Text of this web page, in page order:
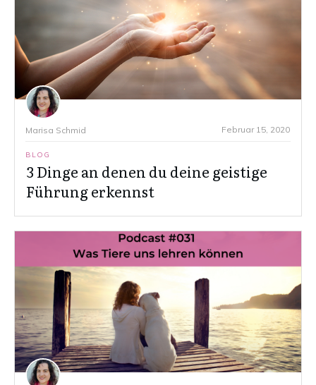
Marisa Schmid Februar 15, 2020
BLOG
3 Dinge an denen du deine geistige
Führung erkennst